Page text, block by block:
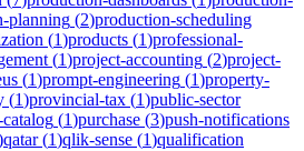
planning (2)production-scheduling
(1)products (1)professional-
(1)project-accounting (2)project-
(1)prompt-engineering (1)property-
(1)provincial-tax (1)public-sector
(1)purchase (3)push-notifications
qatar(1)qlik-sense (1)qualification